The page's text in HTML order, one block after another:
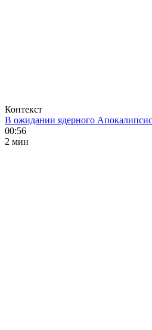
Контекст
В ожидании ядерного
00:56
2 мин